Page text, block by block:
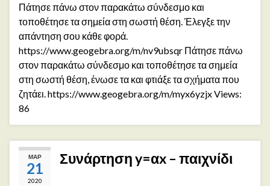
Πάτησε πάνω στον παρακάτω σύνδεσμο και
τοποθέτησε τα σημεία στη σωστή θέση. Έλεγξε την
απάντηση σου κάθε φορά.
https://www.geogebra.org/m/nv9ubsqr Πάτησε πάνω
στον παρακάτω σύνδεσμο και τοποθέτησε τα σημεία
στη σωστή θέση, ένωσε τα και φτιάξε τα σχήματα που
ζητάει. https://www.geogebra.org/m/myx6yzjx Views:
86
ΜΑΡ
21
2020
Συνάρτηση y=αx – παιχνίδι